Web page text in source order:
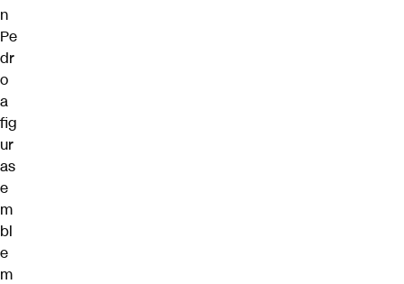
n
Pe
dr
o
a
fig
ur
as
e
m
bl
e
m